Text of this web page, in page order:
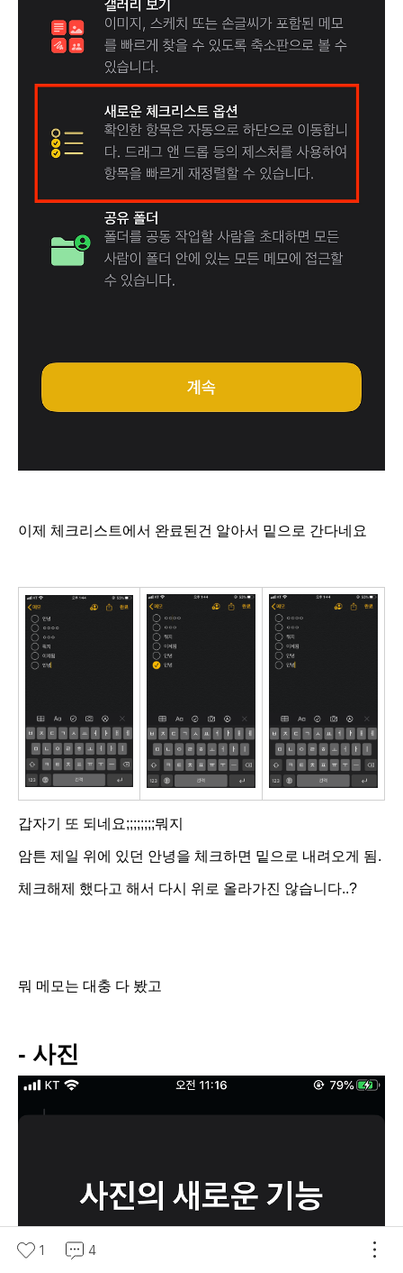
이제 체크리스트에서 완료된건 알아서 밑으로 간다네요
갑자기 또 되네요;;;;;;;;뭐지
암튼 제일 위에 있던 안녕을 체크하면 밑으로 내려오게 됨.
체크해제 했다고 해서 다시 위로 올라가진 않습니다..?
뭐 메모는 대충 다 봤고
- 사진
1 4